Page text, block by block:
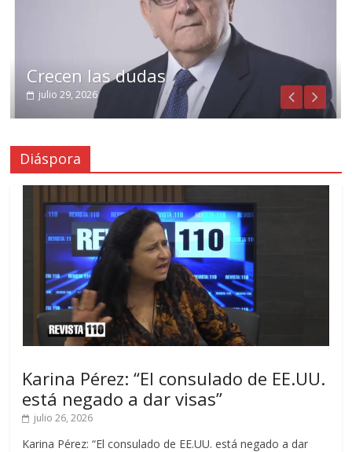
Crecen las dudas
julio 29, 2026
Diáspora
Karina Pérez: “El consulado de EE.UU.
está negado a dar visas”
julio 26, 2026
Karina Pérez: “El consulado de EE.UU. está negado a dar